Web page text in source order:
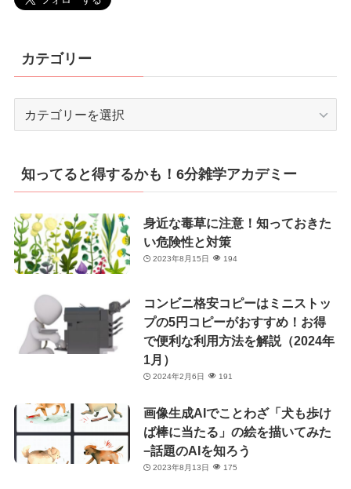
カテゴリー
リ
ー
知ってると得するかも！6分雑学アカデミー
身近な毒草に注意！知っておきた
い危険性と対策
2023年8月15日 194
コンビニ格安コピーはミニストッ
プの5円コピーがおすすめ！お得
で便利な利用方法を解説（2024年
1月）
2024年2月6日 191
画像生成AIでことわざ「犬も歩け
ば棒に当たる」の絵を描いてみた
−話題のAIを知ろう
2023年8月13日 175